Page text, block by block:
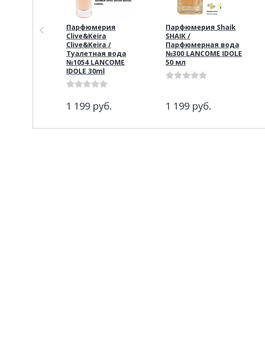
Парфюмерия
Clive&Keira
Clive&Keira /
Туалетная вода
№1054 LANCOME
IDOLE 30ml
1 199 руб.
Парфюмерия Shaik
SHAIK /
Парфюмерная вода
№300 LANCOME IDOLE
50 мл
1 199 руб.